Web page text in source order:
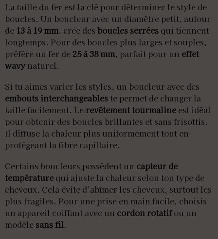
La taille du fer est la clé pour déterminer le style de
boucles. Un boucleur avec un diamètre petit, autour
de 13 à 19 mm, crée des boucles serrées qui tiennent
longtemps. Pour des boucles plus larges et souples,
préfère un fer de25 à 38 mm, parfait pour un effet
wavynaturel.
Si tu aimes varier les styles, un boucleur avec des
embouts interchangeables te permet de changer la
taille facilement. Lerevêtement tourmaline est idéal
pour obtenir des boucles brillantes et sans frisottis.
Il diffuse la chaleur plus uniformément tout en
protégeant la fibre capillaire.
Certains boucleurs possèdent un capteur de
température qui ajuste la chaleur selon ton type de
cheveux. Cela évite d’abîmer les cheveux, surtout les
plus fragiles. Pour une prise en main facile, choisis
un appareil coiffant avec un cordon rotatifou un
modèle sans fil.